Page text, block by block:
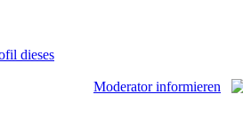
Moderator informieren